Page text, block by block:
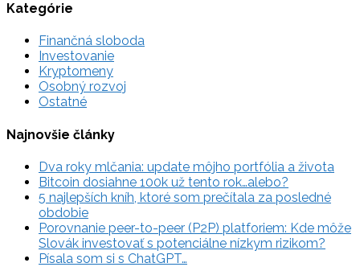
Kategórie
Finančná sloboda
Investovanie
Kryptomeny
Osobný rozvoj
Ostatné
Najnovšie články
Dva roky mlčania: update môjho portfólia a života
Bitcoin dosiahne 100k už tento rok…alebo?
5 najlepších kníh, ktoré som prečítala za posledné
obdobie
Porovnanie peer-to-peer (P2P) platforiem: Kde môže
Slovák investovať s potenciálne nízkym rizikom?
Písala som si s ChatGPT…